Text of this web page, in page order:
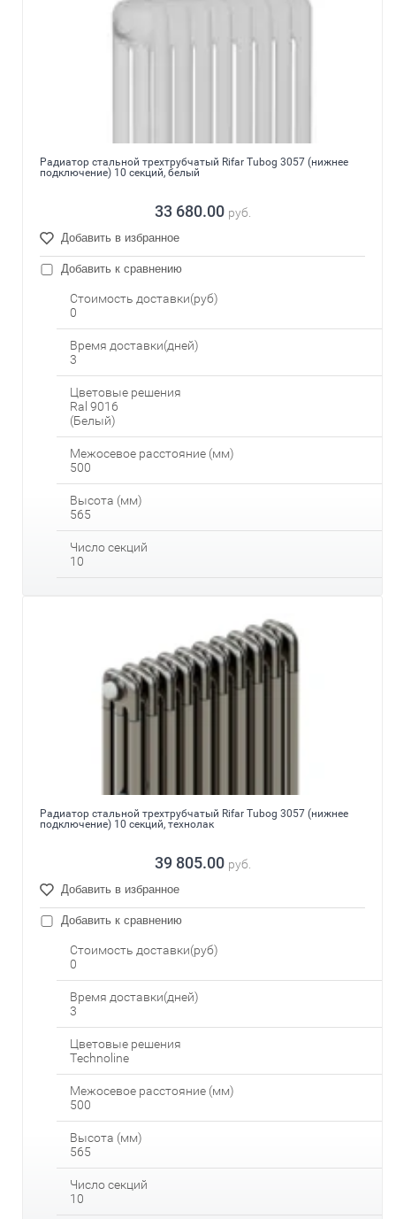
Радиатор стальной трехтрубчатый Rifar Tubog 3057 (нижнее
подключение) 10 секций, белый
33 680.00 руб.
Добавить в избранное
Добавить к сравнению
Стоимость доставки(руб)
0
Время доставки(дней)
3
Цветовые решения
Ral 9016
(Белый)
Межосевое расстояние (мм)
500
Высота (мм)
565
Число секций
10
Радиатор стальной трехтрубчатый Rifar Tubog 3057 (нижнее
подключение) 10 секций, технолак
39 805.00 руб.
Добавить в избранное
Добавить к сравнению
Стоимость доставки(руб)
0
Время доставки(дней)
3
Цветовые решения
Technoline
Межосевое расстояние (мм)
500
Высота (мм)
565
Число секций
10